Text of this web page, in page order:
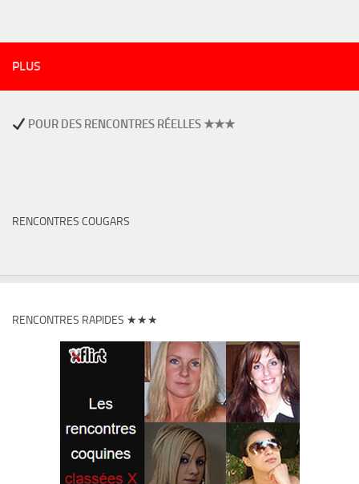
PLUS
POUR DES RENCONTRES RÉELLES ★★★
RENCONTRES COUGARS
RENCONTRES RAPIDES ★★★